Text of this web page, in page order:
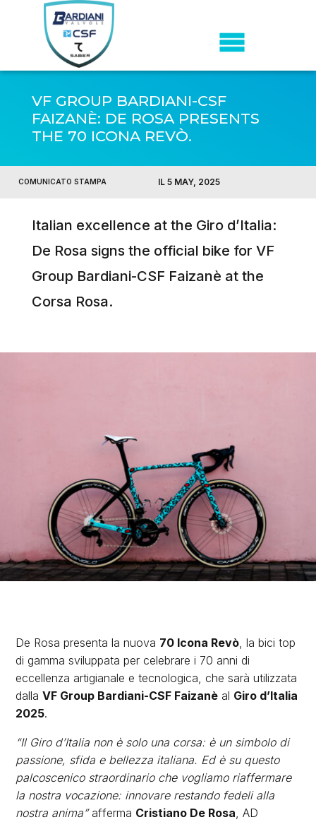
VF GROUP BARDIANI-CSF
FAIZANÈ: DE ROSA PRESENTS
THE 70 ICONA REVÒ.
COMUNICATO STAMPA IL 5 MAY, 2025
Italian excellence at the Giro d’Italia:
De Rosa signs the official bike for VF
Group Bardiani-CSF Faizanè at the
Corsa Rosa.
De Rosa presenta la nuova 70 Icona Revò , la bici top
di gamma sviluppata per celebrare i 70 anni di
eccellenza artigianale e tecnologica, che sarà utilizzata
dallaVF Group Bardiani-CSF Faizanè al Giro d’Italia
2025.
“Il Giro d’Italia non è solo una corsa: è un simbolo di
passione, sfida e bellezza italiana. Ed è su questo
palcoscenico straordinario che vogliamo riaffermare
la nostra vocazione: innovare restando fedeli alla
nostra anima”afferma Cristiano De Rosa , AD